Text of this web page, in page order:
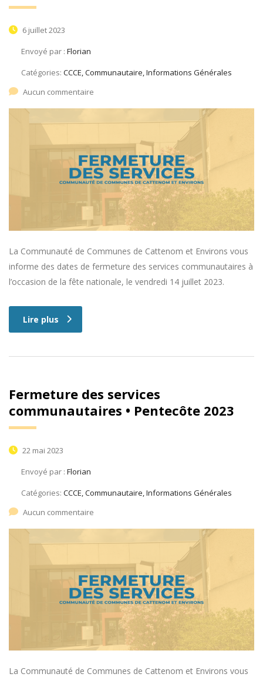
6 juillet 2023
Envoyé par : Florian
Catégories: CCCE, Communautaire, Informations Générales
Aucun commentaire
La Communauté de Communes de Cattenom et Environs vous
informe des dates de fermeture des services communautaires à
l’occasion de la fête nationale, le vendredi 14 juillet 2023.
Lire plus
Fermeture des services
communautaires • Pentecôte 2023
22 mai 2023
Envoyé par : Florian
Catégories: CCCE, Communautaire, Informations Générales
Aucun commentaire
La Communauté de Communes de Cattenom et Environs vous